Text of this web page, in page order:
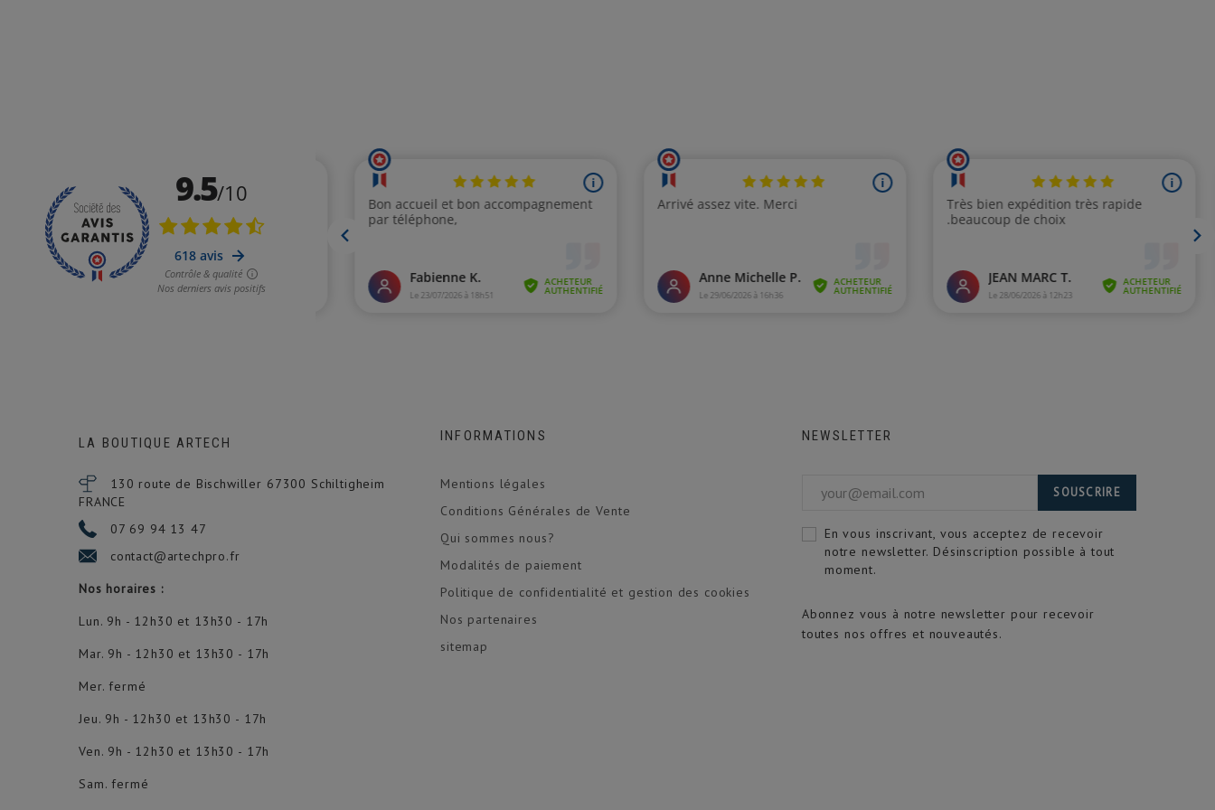
LA BOUTIQUE ARTECH
130 route de Bischwiller 67300 Schiltigheim
FRANCE
07 69 94 13 47
contact@artechpro.fr
Nos horaires :
Lun. 9h - 12h30 et 13h30 - 17h
Mar. 9h - 12h30 et 13h30 - 17h
Mer. fermé
Jeu. 9h - 12h30 et 13h30 - 17h
Ven. 9h - 12h30 et 13h30 - 17h
Sam. fermé
INFORMATIONS
Mentions légales
Conditions Générales de Vente
Qui sommes nous?
Modalités de paiement
Politique de confidentialité et gestion des cookies
Nos partenaires
sitemap
NEWSLETTER
Abonnez vous à notre newsletter pour recevoir
toutes nos offres et nouveautés.
SOUSCRIRE
En vous inscrivant, vous acceptez de recevoir
notre newsletter. Désinscription possible à tout
moment.